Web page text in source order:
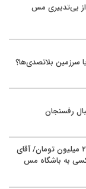
از بی‌تدبیری مس
سرزمین بلاتصدی‌ها؟
رفسنجان
مدیر غیربومی با دستمزد روزانه ۲۳ میلیون تومان/ آقای
کسی به باشگاه مس